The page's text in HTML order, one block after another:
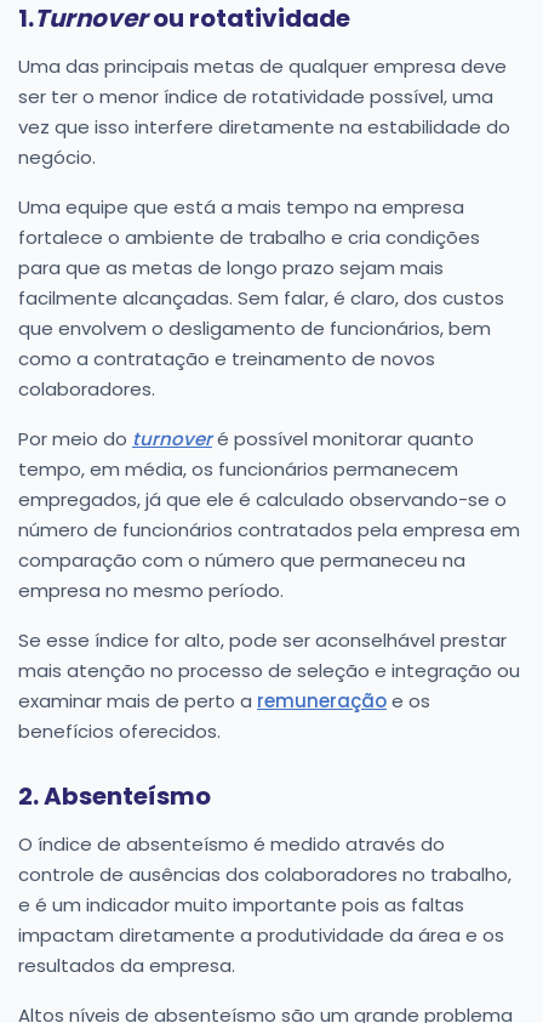
1.Turnoverou rotatividade
Uma das principais metas de qualquer empresa deve
ser ter o menor índice de rotatividade possível, uma
vez que isso interfere diretamente na estabilidade do
negócio.
Uma equipe que está a mais tempo na empresa
fortalece o ambiente de trabalho e cria condições
para que as metas de longo prazo sejam mais
facilmente alcançadas. Sem falar, é claro, dos custos
que envolvem o desligamento de funcionários, bem
como a contratação e treinamento de novos
colaboradores.
Por meio do turnoveré possível monitorar quanto
tempo, em média, os funcionários permanecem
empregados, já que ele é calculado observando-se o
número de funcionários contratados pela empresa em
comparação com o número que permaneceu na
empresa no mesmo período.
Se esse índice for alto, pode ser aconselhável prestar
mais atenção no processo de seleção e integração ou
examinar mais de perto a remuneraçãoe os
benefícios oferecidos.
2. Absenteísmo
O índice de absenteísmo é medido através do
controle de ausências dos colaboradores no trabalho,
e é um indicador muito importante pois as faltas
impactam diretamente a produtividade da área e os
resultados da empresa.
Altos níveis de absenteísmo são um grande problema